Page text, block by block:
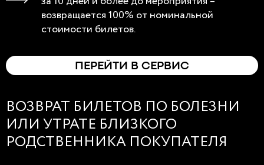
возвращается 100% от номинальной
стоимости билетов.
ПЕРЕЙТИ В СЕРВИС
ВОЗВРАТ БИЛЕТОВ ПО БОЛЕЗНИ
ИЛИ УТРАТЕ БЛИЗКОГО
РОДСТВЕННИКА ПОКУПАТЕЛЯ